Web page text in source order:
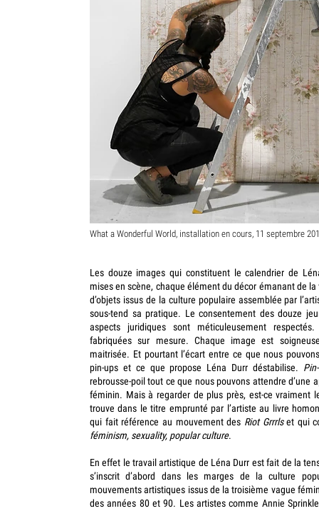
What a Wonderful World, installation en cours, 11 septembre
Les douze images qui constituent le calendrier de
mises en scène, chaque élément du décor émanant de
d’objets issus de la culture populaire assemblée par
sous-tend sa pratique. Le consentement des douze
aspects juridiques sont méticuleusement
fabriquées sur mesure. Chaque image est
maitrisée. Et pourtant l’écart entre ce que nous
pin-ups et ce que propose Léna Durr déstabilise.
rebrousse-poil tout ce que nous pouvons attendre d’une
féminin. Mais à regarder de plus près, est-ce vraiment
trouve dans le titre emprunté par l’artiste au livre
qui fait référence au mouvement des Riot Grrrlset qui
féminism, sexuality, popular culture.
En effet le travail artistique de Léna Durr est fait de la
s’inscrit d’abord dans les marges de la culture
mouvements artistiques issus de la troisième vague
des années 80 et 90. Les artistes comme Annie